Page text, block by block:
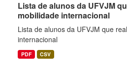
Lista de alunos da UFVJM
mobilidade internacional
Lista de alunos da UFVJM que
internacional
PDF CSV